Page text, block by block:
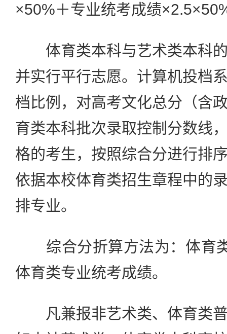
×50%＋专业统考成绩
体育类本科与艺术类本科的
并实行平行志愿。计算机投档
档比例，对高考文化总分（含
育类本科批次录取控制分数线
格的考生，按照综合分进行排
依据本校体育类招生章程中的
排专业。
综合分折算方法为：体育
体育类专业统考成绩。
凡兼报非艺术类、体育类普